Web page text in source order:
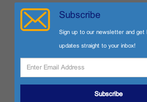
Subscribe
Sign up to our newsletter and
updates straight to your inbox!
Subscribe